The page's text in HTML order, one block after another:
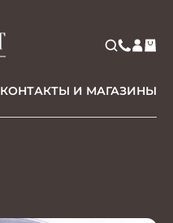
КОНТАКТЫ И МАГАЗИНЫ